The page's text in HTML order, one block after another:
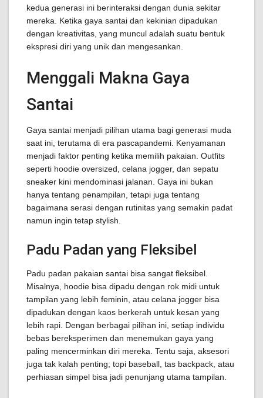
kedua generasi ini berinteraksi dengan dunia sekitar
mereka. Ketika gaya santai dan kekinian dipadukan
dengan kreativitas, yang muncul adalah suatu bentuk
ekspresi diri yang unik dan mengesankan.
Menggali Makna Gaya
Santai
Gaya santai menjadi pilihan utama bagi generasi muda
saat ini, terutama di era pascapandemi. Kenyamanan
menjadi faktor penting ketika memilih pakaian. Outfits
seperti hoodie oversized, celana jogger, dan sepatu
sneaker kini mendominasi jalanan. Gaya ini bukan
hanya tentang penampilan, tetapi juga tentang
bagaimana serasi dengan rutinitas yang semakin padat
namun ingin tetap stylish.
Padu Padan yang Fleksibel
Padu padan pakaian santai bisa sangat fleksibel.
Misalnya, hoodie bisa dipadu dengan rok midi untuk
tampilan yang lebih feminin, atau celana jogger bisa
dipadukan dengan kaos berkerah untuk kesan yang
lebih rapi. Dengan berbagai pilihan ini, setiap individu
bebas bereksperimen dan menemukan gaya yang
paling mencerminkan diri mereka. Tentu saja, aksesori
juga tak kalah penting; topi baseball, tas backpack, atau
perhiasan simpel bisa jadi penunjang utama tampilan.